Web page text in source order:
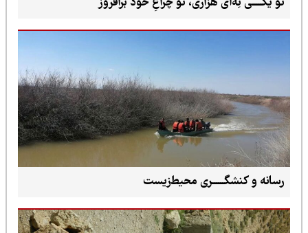
رسانه و کنشگــــــری محیط‌زیست